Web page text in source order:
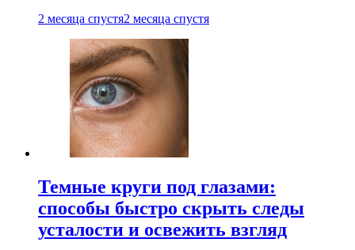
2 месяца спустя2 месяца спустя
Темные круги под глазами:
способы быстро скрыть следы
усталости и освежить взгляд